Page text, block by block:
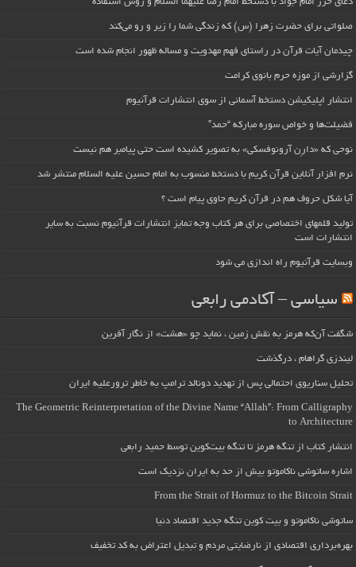
دعای حرز امام جواد با دستخط امام رضا علیهما السلام و روش استفاده
صلواتی برای حضرت زهرا (س) که زندگی شما را زیر و رو می‌کند
چیدمان آیات قرآن در راستای فهم مهدویت و مساله ظهور انجام شده است
گزارشی از موزه حرم بانوی کرامت
انتشار اپلیکیشن دستخط آسمانی از سوی انتشارات قرآنیوم
فضیلت‌ها و خواص سوره مبارکه “حمد”
نوحی که «دارِن آرونوفسکی» به تصویر کشیده است حتی پیامبر هم نیست
نرم افزار آنلاین قرآن کریم با دستخط منسوب به امام حسین علیه السلام منتشر شد
آیا شکل حروف هم در قرآن کریم حاوی پیام است ؟
تولید قلمهای اختصاصی برای هر کتاب وجه تمایز انتشارات قرآنیوم نسبت به سایر
انتشارات است
وبسایت قرآنیوم راه اندازی می شود
سیاسی – آکادمی رابعی
شگفت آن‌که هرمز به نقش زمین ، نماید چو «هشت» از نگار آفرین
لیندزی گراهام ، درگذشت
تحلیل سناریوی احتمالی پس از تهدید دونالد ترامپ به خاطر ترورعلیه ایران
The Geometric Reinterpretation of the Divine Name “Allah”: From Calligraphy
to Architecture
انتشار کتاب از تنگه هرمز تا تنگه بیت‌کوین توسط حمید رابعی
اشاره ساتوشی ناکاموتو بیش از حد به ایران نزدیک است
From the Strait of Hormuz to the Bitcoin Strait
ساتوشی ناکاموتو و بیت کوین تنگه جدید اقتصاد دنیا
بهره‌برداری اقتصادی از نارضایتی مردم و تبدیل اعتراض به کد تخفیف